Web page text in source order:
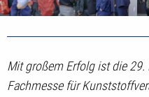
Mit großem Erfolg ist die 29.
Fachmesse für